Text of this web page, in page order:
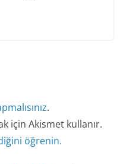
.
için Akismet kullanır.
öğrenin.